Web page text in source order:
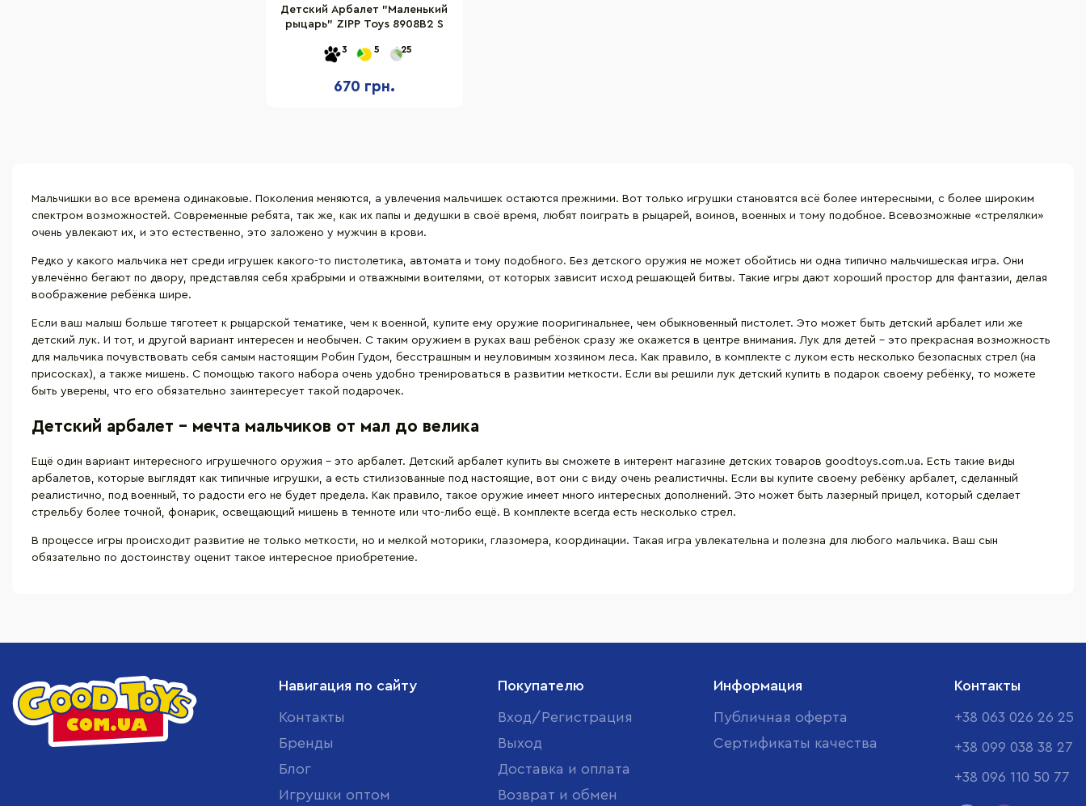
Детский Арбалет "Маленький
рыцарь" ZIPP Toys 8908B2 S
3 5 25
670 грн.
Мальчишки во все времена одинаковые. Поколения меняются, а увлечения мальчишек остаются прежними. Вот только игрушки становятся всё более интересными, с более широким
спектром возможностей. Современные ребята, так же, как их папы и дедушки в своё время, любят поиграть в рыцарей, воинов, военных и тому подобное. Всевозможные «стрелялки»
очень увлекают их, и это естественно, это заложено у мужчин в крови.
Редко у какого мальчика нет среди игрушек какого-то пистолетика, автомата и тому подобного. Без детского оружия не может обойтись ни одна типично мальчишеская игра. Они
увлечённо бегают по двору, представляя себя храбрыми и отважными воителями, от которых зависит исход решающей битвы. Такие игры дают хороший простор для фантазии, делая
воображение ребёнка шире.
Если ваш малыш больше тяготеет к рыцарской тематике, чем к военной, купите ему оружие пооригинальнее, чем обыкновенный пистолет. Это может быть детский арбалет или же
детский лук. И тот, и другой вариант интересен и необычен. С таким оружием в руках ваш ребёнок сразу же окажется в центре внимания. Лук для детей – это прекрасная возможность
для мальчика почувствовать себя самым настоящим Робин Гудом, бесстрашным и неуловимым хозяином леса. Как правило, в комплекте с луком есть несколько безопасных стрел (на
присосках), а также мишень. С помощью такого набора очень удобно тренироваться в развитии меткости. Если вы решили лук детский купить в подарок своему ребёнку, то можете
быть уверены, что его обязательно заинтересует такой подарочек.
Детский арбалет - мечта мальчиков от мал до велика
Ещё один вариант интересного игрушечного оружия – это арбалет. Детский арбалет купить вы сможете в интерент магазине детских товаров goodtoys.com.ua. Есть такие виды
арбалетов, которые выглядят как типичные игрушки, а есть стилизованные под настоящие, вот они с виду очень реалистичны. Если вы купите своему ребёнку арбалет, сделанный
реалистично, под военный, то радости его не будет предела. Как правило, такое оружие имеет много интересных дополнений. Это может быть лазерный прицел, который сделает
стрельбу более точной, фонарик, освещающий мишень в темноте или что-либо ещё. В комплекте всегда есть несколько стрел.
В процессе игры происходит развитие не только меткости, но и мелкой моторики, глазомера, координации. Такая игра увлекательна и полезна для любого мальчика. Ваш сын
обязательно по достоинству оценит такое интересное приобретение.
Навигация по сайту
Контакты
Бренды
Блог
Игрушки оптом
Покупателю
Вход/Регистрация
Выход
Доставка и оплата
Возврат и обмен
Информация
Публичная оферта
Сертификаты качества
Контакты
+38 063 026 26 25
+38 099 038 38 27
+38 096 110 50 77